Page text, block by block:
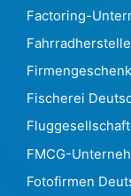
Grenada105
Guam1.189
Guatemala
Guinea354
Guinea
Guyana329
Haiti938
Honduras
Factoring-
Fischerei
FMCG-
Fotofirmen